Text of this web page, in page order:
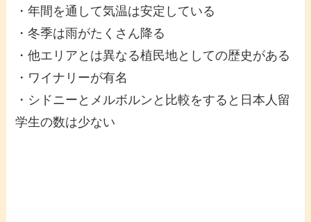
・年間を通して気温は安定している
・冬季は雨がたくさん降る
・他エリアとは異なる植民地としての歴史がある
・ワイナリーが有名
・シドニーとメルボルンと比較をすると日本人留
学生の数は少ない